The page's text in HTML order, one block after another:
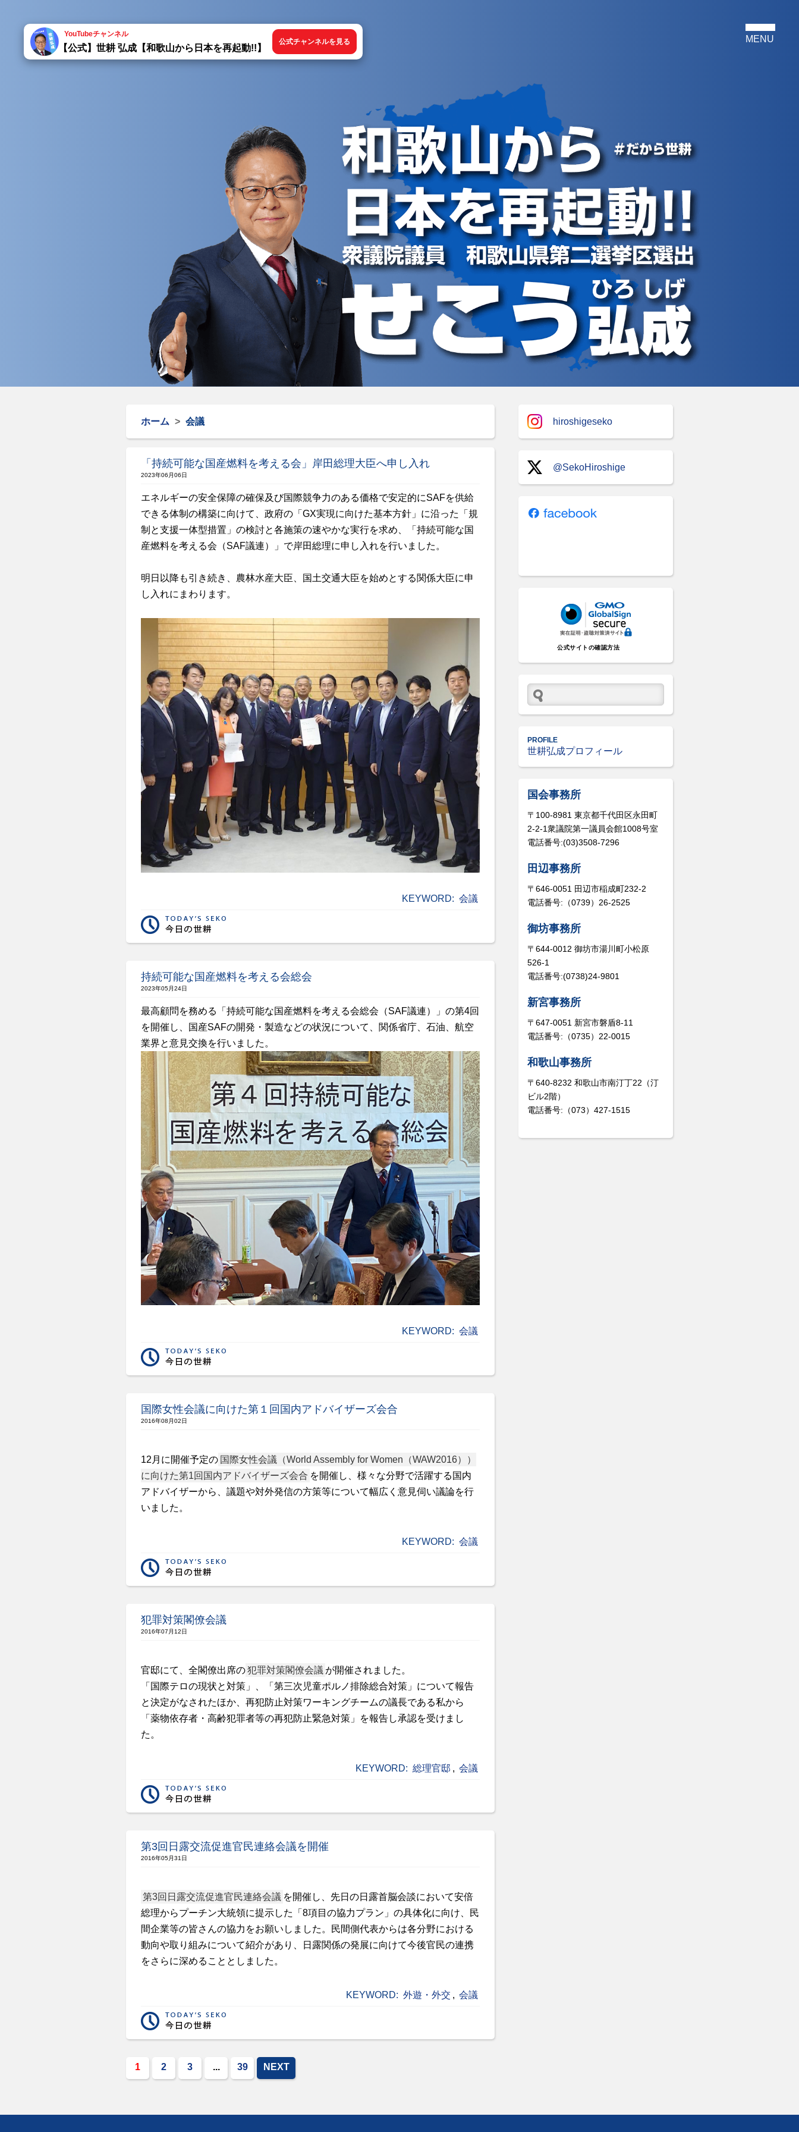
YouTubeチャンネル
【公式】世耕 弘成【和歌山から日本を再起動!!】
公式チャンネルを見る
ホーム > 会議
「持続可能な国産燃料を考える会」岸田総理大臣へ申し入れ
2023年06月06日
エネルギーの安全保障の確保及び国際競争力のある価格で安定的にSAFを供給
できる体制の構築に向けて、政府の「GX実現に向けた基本方針」に沿った「規
制と支援一体型措置」の検討と各施策の速やかな実行を求め、「持続可能な国
産燃料を考える会（SAF議連）」で岸田総理に申し入れを行いました。
明日以降も引き続き、農林水産大臣、国土交通大臣を始めとする関係大臣に申
し入れにまわります。
KEYWORD: 会議
持続可能な国産燃料を考える会総会
2023年05月24日
最高顧問を務める「持続可能な国産燃料を考える会総会（SAF議連）」の第4回
を開催し、国産SAFの開発・製造などの状況について、関係省庁、石油、航空
業界と意見交換を行いました。
KEYWORD: 会議
国際女性会議に向けた第１回国内アドバイザーズ会合
2016年08月02日
12月に開催予定の 国際女性会議（World Assembly for Women（WAW2016））
に向けた第1回国内アドバイザーズ会合 を開催し、様々な分野で活躍する国内
アドバイザーから、議題や対外発信の方策等について幅広く意見伺い議論を行
いました。
KEYWORD: 会議
犯罪対策閣僚会議
2016年07月12日
官邸にて、全閣僚出席の犯罪対策閣僚会議 が開催されました。
「国際テロの現状と対策」、「第三次児童ポルノ排除総合対策」について報告
と決定がなされたほか、再犯防止対策ワーキングチームの議長である私から
「薬物依存者・高齢犯罪者等の再犯防止緊急対策」を報告し承認を受けまし
た。
KEYWORD: 総理官邸 , 会議
第3回日露交流促進官民連絡会議を開催
2016年05月31日
第3回日露交流促進官民連絡会議 を開催し、先日の日露首脳会談において安倍
総理からプーチン大統領に提示した「8項目の協力プラン」の具体化に向け、民
間企業等の皆さんの協力をお願いしました。民間側代表からは各分野における
動向や取り組みについて紹介があり、日露関係の発展に向けて今後官民の連携
をさらに深めることとしました。
KEYWORD: 外遊・外交 , 会議
1 2 3 ... 39 NEXT
hiroshigeseko
@SekoHiroshige
公式サイトの確認方法
PROFILE
世耕弘成プロフィール
国会事務所
〒100-8981 東京都千代田区永田町
2-2-1衆議院第一議員会館1008号室
電話番号:(03)3508-7296
田辺事務所
〒646-0051 田辺市稲成町232-2
電話番号:（0739）26-2525
御坊事務所
〒644-0012 御坊市湯川町小松原
526-1
電話番号:(0738)24-9801
新宮事務所
〒647-0051 新宮市磐盾8-11
電話番号:（0735）22-0015
和歌山事務所
〒640-8232 和歌山市南汀丁22（汀
ビル2階）
電話番号:（073）427-1515